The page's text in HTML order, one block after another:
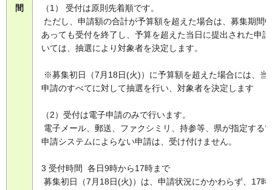
間
（1） 受付は原則先着順です。
ただし、申請額の合計が予算額を超えた場合は、募集期間
あっても受付を終了し、予算を超えた当日に提出された申
いては、抽選により対象者を決定します。
※募集初日（7月18日(火)）に予算額を超えた場合には、当
申請のすべてに対して抽選を行い、対象者を決定します
（2）受付は電子申請のみで行います。
電子メール、郵送、ファクシミリ、持参等、県が指定する
申請システムによらない申請は、受け付けません。
3 受付時間 各日9時から17時まで
募集初日（7月18日(火)）は、申請状況にかかわらず、17時